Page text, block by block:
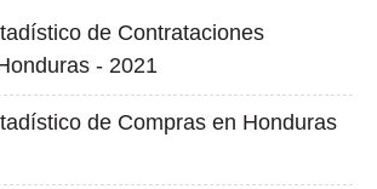
de Contrataciones
- 2021
de Compras en Honduras